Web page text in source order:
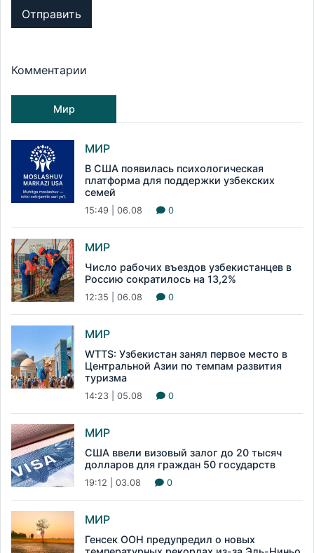
Отправить
Комментарии
Мир
МИР
В США появилась психологическая
платформа для поддержки узбекских
семей
15:49 | 06.08 0
МИР
Число рабочих въездов узбекистанцев в
Россию сократилось на 13,2%
12:35 | 06.08 0
МИР
WTTS: Узбекистан занял первое место в
Центральной Азии по темпам развития
туризма
14:23 | 05.08 0
МИР
США ввели визовый залог до 20 тысяч
долларов для граждан 50 государств
19:12 | 03.08 0
МИР
Генсек ООН предупредил о новых